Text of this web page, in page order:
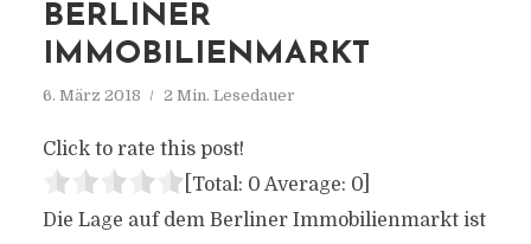
BERLINER
IMMOBILIENMARKT
6. März 2018 2 Min. Lesedauer
Click to rate this post!
[Total: 0 Average: 0]
Die Lage auf dem Berliner Immobilienmarkt ist